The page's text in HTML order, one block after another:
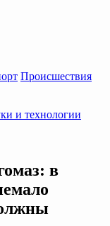
Происшествия
и технологии
в